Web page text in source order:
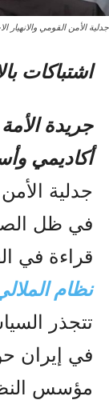
جدلية الأمن القومي
اشتباکات
جريدة
أكاديمي
جدلية
في ظل
قراءة في
نظام
تتجذر
في إيران
مؤسس